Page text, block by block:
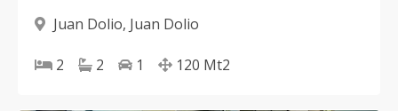
Juan Dolio, Juan Dolio
2 2 1 120 Mt2